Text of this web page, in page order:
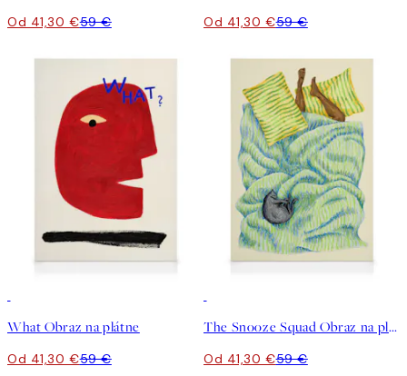
Od 41,30 €59 € Od 41,30 €59 €
What Obraz na plátne
Od 41,30 €59 €
The Snooze Squad Obraz na plátne
Od 41,30 €59 €